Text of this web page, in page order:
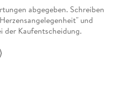
Professor Kostelka lebt in
abgegeben. Schreiben
und
der Kaufentscheidung.